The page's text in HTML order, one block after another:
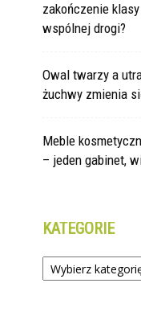
zakończenie
wspólnej drogi?
Owal twarzy a
żuchwy zmienia
Meble
– jeden gabinet,
KATEGORIE
Kategorie